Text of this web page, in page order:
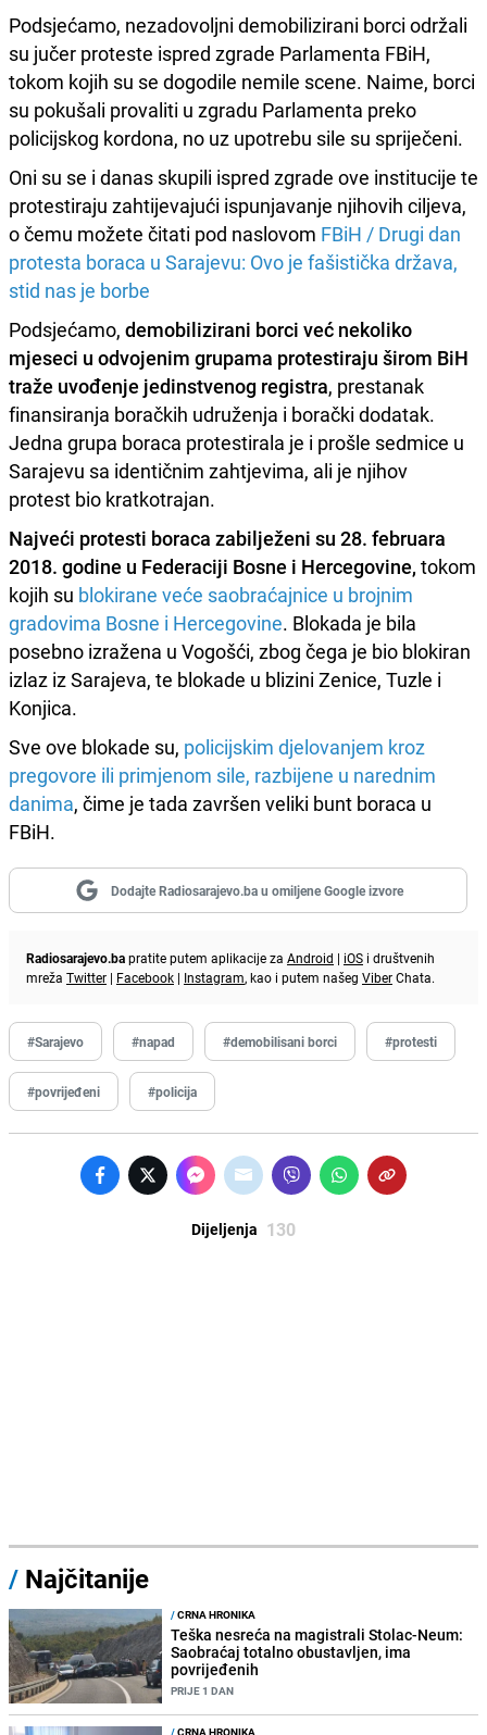
Podsjećamo, nezadovoljni demobilizirani borci održali
su jučer proteste ispred zgrade Parlamenta FBiH,
tokom kojih su se dogodile nemile scene. Naime, borci
su pokušali provaliti u zgradu Parlamenta preko
policijskog kordona, no uz upotrebu sile su spriječeni.
Oni su se i danas skupili ispred zgrade ove institucije te
protestiraju zahtijevajući ispunjavanje njihovih ciljeva,
o čemu možete čitati pod naslovom FBiH / Drugi dan
protesta boraca u Sarajevu: Ovo je fašistička država,
stid nas je borbe
Podsjećamo, demobilizirani borci već nekoliko
mjeseci u odvojenim grupama protestiraju širom BiH
traže uvođenje jedinstvenog registra, prestanak
finansiranja boračkih udruženja i borački dodatak.
Jedna grupa boraca protestirala je i prošle sedmice u
Sarajevu sa identičnim zahtjevima, ali je njihov
protest bio kratkotrajan.
Najveći protesti boraca zabilježeni su 28. februara
2018. godine u Federaciji Bosne i Hercegovine, tokom
kojih su blokirane veće saobraćajnice u brojnim
gradovima Bosne i Hercegovine. Blokada je bila
posebno izražena u Vogošći, zbog čega je bio blokiran
izlaz iz Sarajeva, te blokade u blizini Zenice, Tuzle i
Konjica.
Sve ove blokade su, policijskim djelovanjem kroz
pregovore ili primjenom sile, razbijene u narednim
danima, čime je tada završen veliki bunt boraca u
FBiH.
Dodajte Radiosarajevo.ba u omiljene Google izvore
Radiosarajevo.bapratite putem aplikacije za Android | iOS i društvenih
mreža Twitter | Facebook | Instagram, kao i putem našeg ViberChata.
#Sarajevo #napad #demobilisani borci #protesti
#povrijeđeni #policija
Dijeljenja 130
/ Najčitanije
/CRNA HRONIKA
Teška nesreća na magistrali Stolac-Neum:
Saobraćaj totalno obustavljen, ima
povrijeđenih
PRIJE 1 DAN
/CRNA HRONIKA